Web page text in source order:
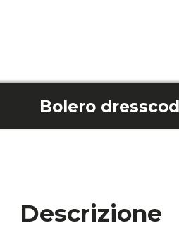
Bolero
Descrizione